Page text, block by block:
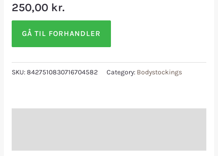
250,00 kr.
GÅ TIL FORHANDLER
SKU:8427510830716704582 Category: Bodystockings